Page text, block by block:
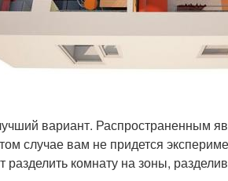
вариант. Распространенным
случае вам не придется
комнату на зоны,